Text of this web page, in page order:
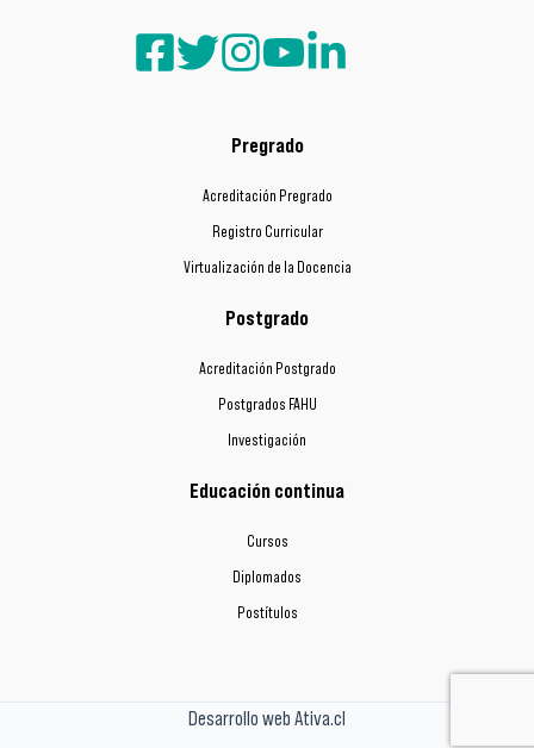
Pregrado
Acreditación Pregrado
Registro Curricular
Virtualización de la Docencia
Postgrado
Acreditación Postgrado
Postgrados FAHU
Investigación
Educación continua
Cursos
Diplomados
Postítulos
Desarrollo web Ativa.cl